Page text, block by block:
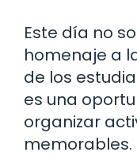
Este día no
homenaje a
de los
es una
organizar
memorables.